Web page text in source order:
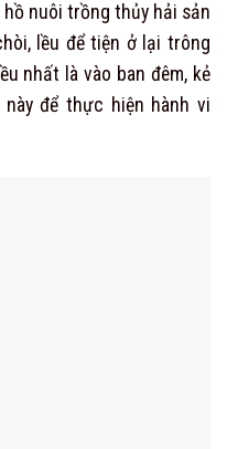
hồ nuôi trồng thủy hải sản
lều để tiện ở lại trông
nhất là vào ban đêm, kẻ
để thực hiện hành vi